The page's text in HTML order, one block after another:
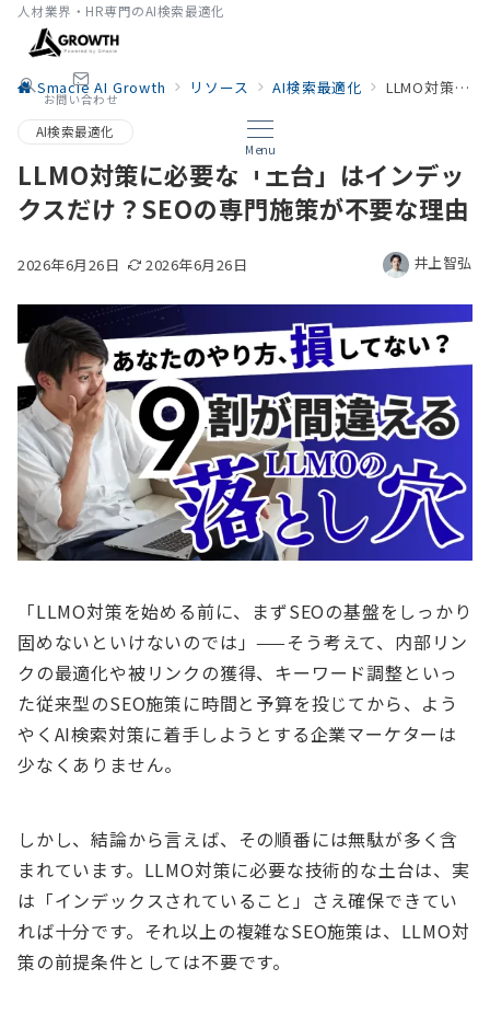
人材業界・HR専門のAI検索最適化
お問い合わせ
Menu
Smacie AI Growth リソース AI検索最適化 LLMO対策に必要な「土台」はインデックスだけ？SEOの専門施策が不要な理由
AI検索最適化
LLMO対策に必要な「土台」はインデッ
クスだけ？SEOの専門施策が不要な理由
2026年6月26日 2026年6月26日 井上智弘
「LLMO対策を始める前に、まずSEOの基盤をしっかり
固めないといけないのでは」——そう考えて、内部リン
クの最適化や被リンクの獲得、キーワード調整といっ
た従来型のSEO施策に時間と予算を投じてから、よう
やくAI検索対策に着手しようとする企業マーケターは
少なくありません。
しかし、結論から言えば、その順番には無駄が多く含
まれています。LLMO対策に必要な技術的な土台は、実
は「インデックスされていること」さえ確保できてい
れば十分です。それ以上の複雑なSEO施策は、LLMO対
策の前提条件としては不要です。